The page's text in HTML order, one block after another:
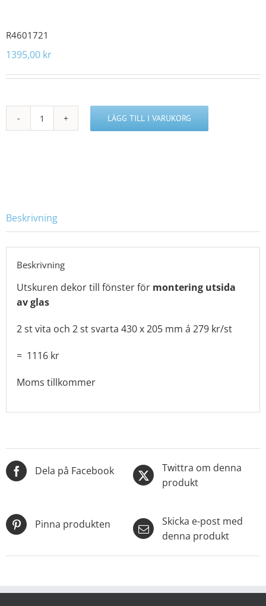
R4601721
1395,00 kr
R4601721
LÄGG TILL I VARUKORG
Beskrivning
Beskrivning
Utskuren dekor till fönster för montering utsida
av glas
2 st vita och 2 st svarta 430 x 205 mm á 279 kr/st
= 1116 kr
Moms tillkommer
Dela på Facebook
Twittra om denna
produkt
Pinna produkten
Skicka e-post med
denna produkt